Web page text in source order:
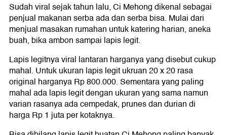
Sudah viral sejak tahun lalu, Ci Mehong dikenal sebagai
penjual makanan serba ada dan serba bisa. Mulai dari
menjual masakan rumahan untuk katering harian, aneka
buah, bika ambon sampai lapis legit.
Lapis legitnya viral lantaran harganya yang disebut cukup
mahal. Untuk ukuran lapis legit ukruan 20 x 20 rasa
original harganya Rp 800.000. Sementara yang paling
mahal ada lapis legit dengan ukuran yang sama namun
varian rasanya ada cempedak, prunes dan durian di
harga Rp 1 juta per kotaknya.